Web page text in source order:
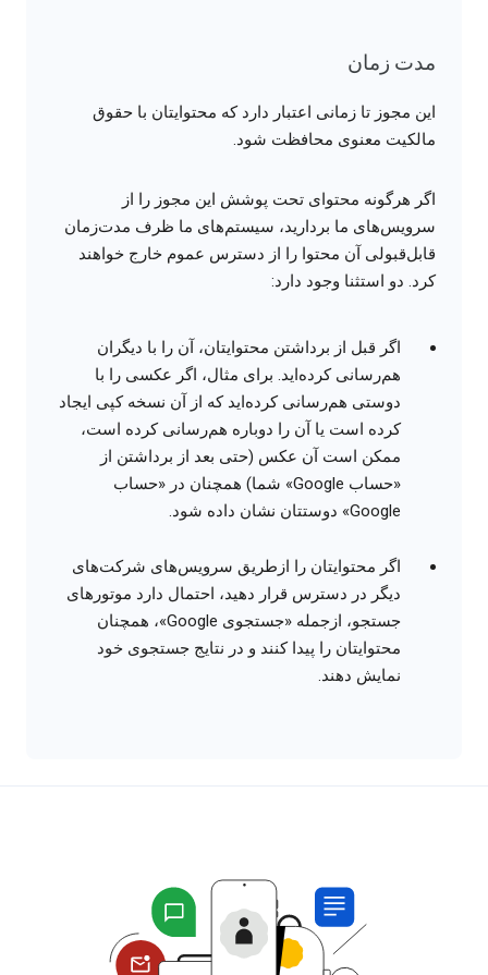
مدت زمان
این مجوز تا زمانی اعتبار دارد که محتوایتان با حقوق
مالکیت معنوی محافظت شود.
اگر هرگونه محتوای تحت پوشش این مجوز را از
سرویس‌های ما بردارید، سیستم‌های ما ظرف مدت‌زمان
قابل‌قبولی آن محتوا را از دسترس عموم خارج خواهند
کرد. دو استثنا وجود دارد:
اگر قبل از برداشتن محتوایتان، آن را با دیگران
هم‌رسانی کرده‌اید. برای مثال، اگر عکسی را با
دوستی هم‌رسانی کرده‌اید که از آن نسخه کپی ایجاد
کرده است یا آن را دوباره هم‌رسانی کرده است،
ممکن است آن عکس (حتی بعد از برداشتن از
«حساب Google» شما) همچنان در «حساب
Google» دوستتان نشان داده شود.
اگر محتوایتان را ازطریق سرویس‌های شرکت‌های
دیگر در دسترس قرار دهید، احتمال دارد موتورهای
جستجو، ازجمله «جستجوی Google»، همچنان
محتوایتان را پیدا کنند و در نتایج جستجوی خود
نمایش دهند.